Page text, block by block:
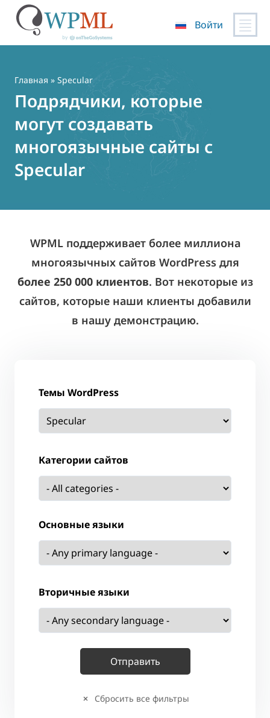
содержимому
Войти
Главная » Specular
Подрядчики, которые
могут создавать
многоязычные сайты с
Specular
WPML поддерживает более миллиона
многоязычных сайтов WordPress для
более 250 000 клиентов. Вот некоторые из
сайтов, которые наши клиенты добавили
в нашу демонстрацию.
Темы WordPress
Категории сайтов
Основные языки
Вторичные языки
Сбросить все фильтры